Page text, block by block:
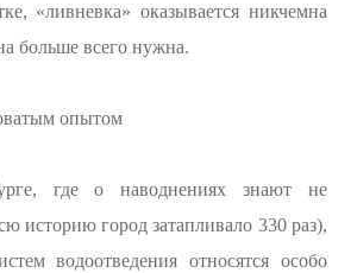
«ливневка» оказывается никчемна
больше всего нужна.
опытом
где о наводнениях знают не
историю город затапливало 330 раз),
водоотведения относятся особо